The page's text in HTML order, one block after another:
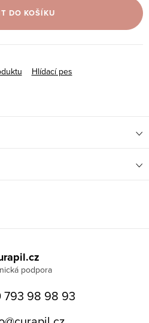
DO KOŠÍKU
Hlídací pes
793 98 98 93